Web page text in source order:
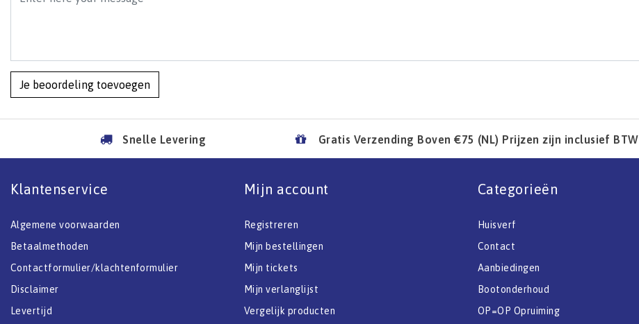
Je beoordeling toevoegen
Snelle Levering Gratis Verzending Boven €75 (NL) Prijzen zijn inclusief BTW
Klantenservice
Algemene voorwaarden
Betaalmethoden
Contactformulier/klachtenformulier
Disclaimer
Levertijd
Mijn account
Registreren
Mijn bestellingen
Mijn tickets
Mijn verlanglijst
Vergelijk producten
Categorieën
Huisverf
Contact
Aanbiedingen
Bootonderhoud
OP=OP Opruiming